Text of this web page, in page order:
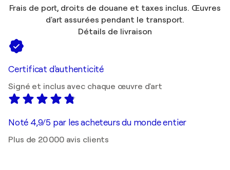
Frais de port, droits de douane et taxes inclus. Œuvres
d'art assurées pendant le transport.
Détails de livraison
Certificat d'authenticité
Signé et inclus avec chaque œuvre d'art
Noté 4,9/5 par les acheteurs du monde entier
Plus de 20 000 avis clients